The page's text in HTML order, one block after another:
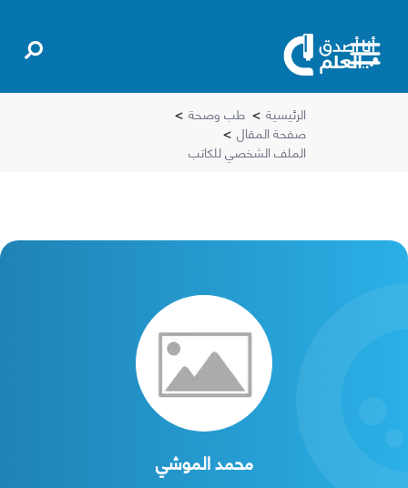
الرئيسية > طب وصحة >
صفحة المقال >
الملف الشخصي للكاتب
محمد الموشي